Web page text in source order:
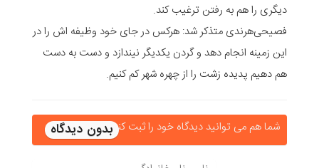
دیگری را هم به رفتن ترغیب کند.
فصیحی‌هرندی متذکر شد: هرکس در جای خود وظیفه اش را در
این زمینه انجام دهد و گردن یکدیگر نیندازد و دست به دست
هم دهیم پدیده زشت را از چهره شهر کم کنیم.
شما هم می توانید دیدگاه خود را ثبت کنید